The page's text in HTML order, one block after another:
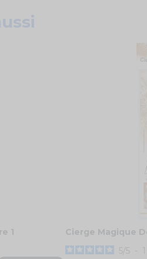
1
Cierge Magique
5 5 - 1